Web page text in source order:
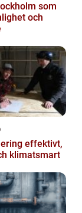
som
och
klimatsmart